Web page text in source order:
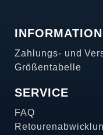
Zahlungs- und
Größentabelle
SERVICE
FAQ